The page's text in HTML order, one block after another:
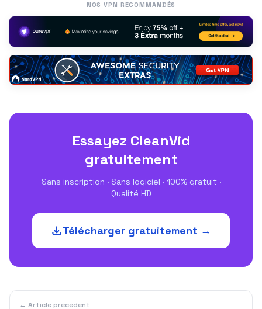
NOS VPN RECOMMANDÉS
Essayez CleanVid
gratuitement
Sans inscription · Sans logiciel · 100% gratuit ·
Qualité HD
Télécharger gratuitement →
← Article précédent